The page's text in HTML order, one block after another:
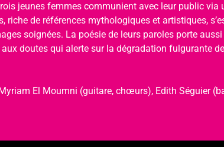
jeunes femmes communient avec leur public
riche de références mythologiques et artistiques,
soignées. La poésie de leurs paroles porte
aux doutes qui alerte sur la dégradation fulgurante
El Moumni (guitare, chœurs), Edith Séguier